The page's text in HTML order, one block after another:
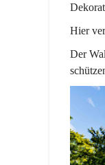
Hier
Der